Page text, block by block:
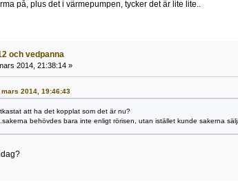
på, plus det i värmepumpen, tycker det är lite lite..
och vedpanna
2014, 21:38:14 »
2014, 19:46:43
att ha det kopplat som det är nu?
behövdes bara inte enligt rörisen, utan istället kunde sakerna